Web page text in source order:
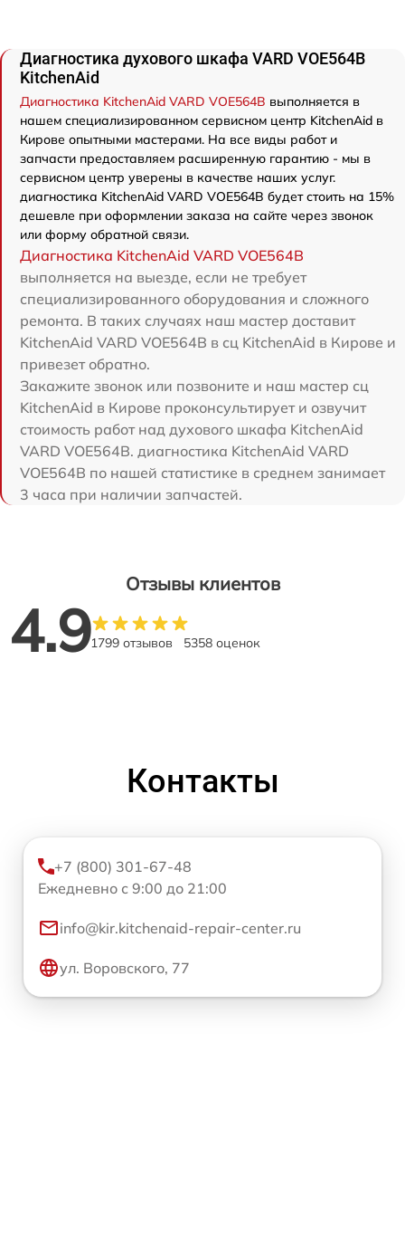
Диагностика духового шкафа VARD VOE564B
KitchenAid
Диагностика KitchenAid VARD VOE564B выполняется в
нашем специализированном сервисном центр KitchenAid в
Кирове опытными мастерами. На все виды работ и
запчасти предоставляем расширенную гарантию - мы в
сервисном центр уверены в качестве наших услуг.
диагностика KitchenAid VARD VOE564B будет стоить на 15%
дешевле при оформлении заказа на сайте через звонок
или форму обратной связи.
Диагностика KitchenAid VARD VOE564B
выполняется на выезде, если не требует
специализированного оборудования и сложного
ремонта. В таких случаях наш мастер доставит
KitchenAid VARD VOE564B в сц KitchenAid в Кирове и
привезет обратно.
Закажите звонок или позвоните и наш мастер сц
KitchenAid в Кирове проконсультирует и озвучит
стоимость работ над духового шкафа KitchenAid
VARD VOE564B. диагностика KitchenAid VARD
VOE564B по нашей статистике в среднем занимает
3 часа при наличии запчастей.
Отзывы клиентов
4.91799 отзывов 5358 оценок
Контакты
+7 (800) 301-67-48
Ежедневно с 9:00 до 21:00
info@kir.kitchenaid-repair-center.ru
ул. Воровского, 77